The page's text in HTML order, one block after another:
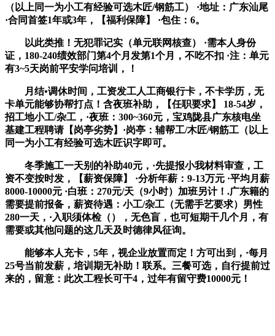
（以上同一为小工有经验可选木匠/钢筋工） ·地址：广东汕尾
·合同首签1年或3年，【福利保障】 ·包住：6。
以此类推！无犯罪记实（单元联网核查） ·需本人身份
证，180-240绩效部门第4个月发第1个月，不吃不扣 ·注：单元
有3~5天岗前平安学问培训，！
月结•调休时间，工资发工人工商银行卡，不卡学历，无
卡单元能够协帮打点！含夜班补助，【任职要求】 18-54岁，
招工地小工/杂工，·夜班：300~360元，宝鸡陇县广东核电坐
基建工程聘请【岗亭劣势】·岗亭：辅帮工/木匠/钢筋工（以上
同一为小工有经验可选木匠识字即可。
冬季施工一天别的补助40元，·先提报小我材料审查，工
资不变按时发，【薪资保障】 ·分析年薪：9-13万元 ·平均月薪
8000-10000元 ·白班：270元/天（9小时）加班另计！.广东籍的
需要提前报备，薪资待遇：小工/杂工（无需手艺要求）男性
280一天，·入职须体检（），无色盲，也可短期干几个月，有
需要或其他问题的这几天及时德律风征询。
能够本人充卡，5年，视企业放置而定！方可出到，·每月
25号当前发薪，培训期无补助！联系。三餐可选，自行提前过
来的，留意：此次工程长可干4，过年有留守费10000元！